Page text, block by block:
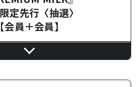
定先行〈抽選〉
【会員＋会員】